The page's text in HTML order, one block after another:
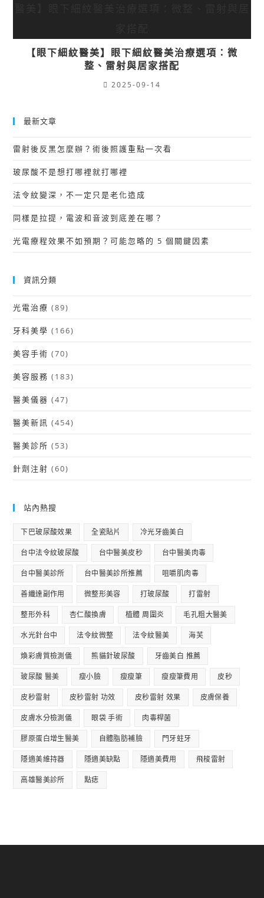
【眼下細紋醫美】眼下細紋醫美治療選項：微
整、雷射與居家搭配
2025-09-14
最新文章
雷射後反黑怎麼辦？術後照護重點一次看
玻尿酸不是想打哪裡就打哪裡
法令紋變深，不一定只是老化造成
同樣是拉提，電波和音波到底差在哪？
光電療程效果不如預期？可能忽略的 5 個關鍵因素
資訊分類
光電治療 (89)
牙科美學 (166)
美容手術 (70)
美容服務 (183)
醫美儀器 (47)
醫美新訊 (454)
醫美診所 (53)
針劑注射 (60)
站內熱搜
下巴玻尿酸效果 全瓷貼片 冷光牙齒美白
台中法令紋玻尿酸 台中醫美皮秒 台中醫美肉毒
台中醫美診所 台中醫美診所推薦 咀嚼肌肉毒
善纖達副作用 微整形美容 打玻尿酸 打雷射
整形外科 杏仁酸換膚 植體 周圍炎 毛孔粗大醫美
水光針台中 法令紋微整 法令紋醫美 海芙
煥彩膚質檢測儀 熊貓針玻尿酸 牙齒美白 推薦
玻尿酸 醫美 瘦小臉 瘦瘦筆 瘦瘦筆費用 皮秒
皮秒雷射 皮秒雷射 功效 皮秒雷射 效果 皮膚保養
皮膚水分檢測儀 眼袋 手術 肉毒桿菌
膠原蛋白增生醫美 自體脂肪補臉 門牙蛀牙
隱適美維持器 隱適美缺點 隱適美費用 飛梭雷射
高雄醫美診所 點痣